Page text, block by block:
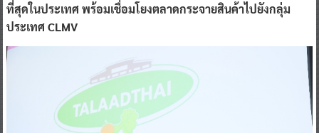
ที่สุดในประเทศ พร้อมเชื่อมโยงตลาดกระจายสินค้าไปยังกลุ่ม
ประเทศ CLMV